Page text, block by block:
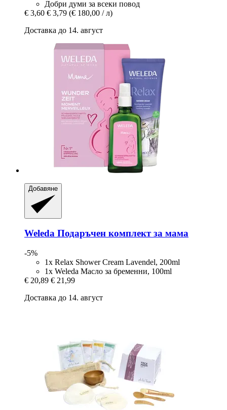
Добри думи за всеки повод
€ 3,60 € 3,79 (€ 180,00 / л)
Доставка до 14. август
Добавяне
Weleda Подаръчен комплект за мама
-5%
1x Relax Shower Cream Lavendel, 200ml
1x Weleda Масло за бременни, 100ml
€ 20,89 € 21,99
Доставка до 14. август